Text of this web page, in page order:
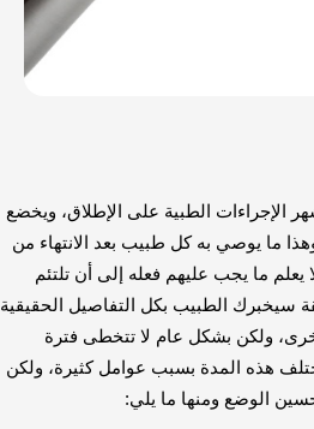
الإجراءات الطبية على الإطلاق، ويخضع
ما يوصي به كل طبيب بعد الانتهاء من
يعلم ما يجب عليهم فعله إلى أن تلتئم
سيخبرك الطبيب بكل التفاصيل الحقيقية
ولكن بشكل عام لا تتخطى فترة
هذه المدة بسبب عوامل كثيرة، ولكن
الوضع ومنها ما يلي: